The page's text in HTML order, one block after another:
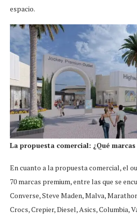
espacio.
La propuesta comercial: ¿Qué
En cuanto a la propuesta comercial, el
70 marcas premium, entre las que se
Converse, Steve Maden, Malva,
Crocs, Crepier, Diesel, Asics, Columbia,